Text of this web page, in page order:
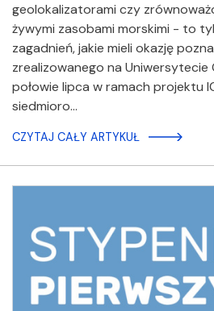
geolokalizatorami czy
żywymi zasobami morskimi - to
zagadnień, jakie mieli okazję
zrealizowanego na Uniwersytecie
połowie lipca w ramach projektu
siedmioro…
CZYTAJ CAŁY ARTYKUŁ